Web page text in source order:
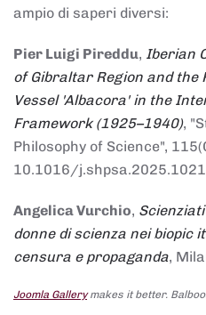
ampio di saperi diversi:
Pier Luigi Pireddu, Iberian
of Gibraltar Region and the
Vessel 'Albacora' in the
Framework (1925–1940),
Philosophy of Science",
10.1016/
Angelica Vurchio,
donne di scienza nei biopic
censura e propaganda,
Joomla Gallerymakes it better.